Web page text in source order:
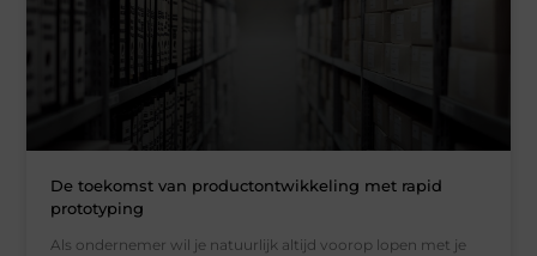
De toekomst van productontwikkeling met rapid
prototyping
Als ondernemer wil je natuurlijk altijd voorop lopen met je